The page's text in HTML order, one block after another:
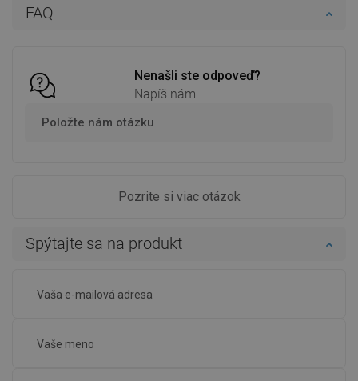
FAQ
Nenašli ste odpoveď?
Napíš nám
Položte nám otázku
Pozrite si viac otázok
Spýtajte sa na produkt